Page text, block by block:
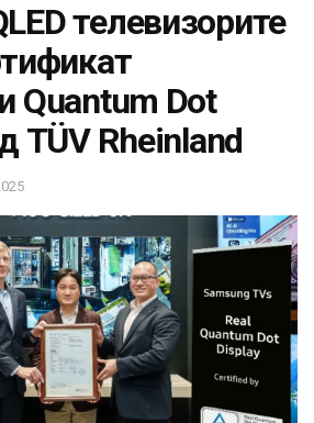
телевизорите
Quantum Dot
TÜV Rheinland